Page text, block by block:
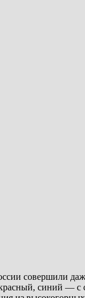
совершили
синий — с